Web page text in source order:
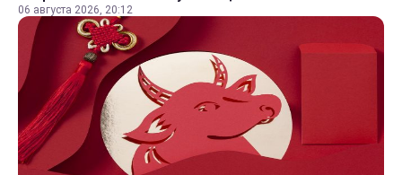
06 августа 2026, 20:12